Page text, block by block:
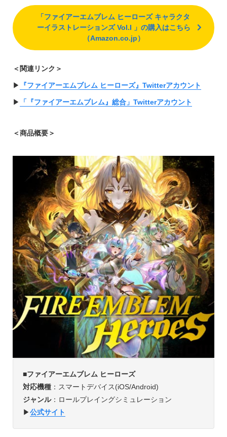
「ファイアーエムブレム ヒーローズ キャラクタ
ーイラストレーションズ Vol.I 」の購入はこちら
（Amazon.co.jp）
＜関連リンク＞
▶︎ 『ファイアーエムブレム ヒーローズ』Twitterアカウント
▶︎ 「『ファイアーエムブレム』総合」Twitterアカウント
＜商品概要＞
■ファイアーエムブレム ヒーローズ
対応機種：スマートデバイス(iOS/Android)
ジャンル：ロールプレイングシミュレーション
▶︎公式サイト